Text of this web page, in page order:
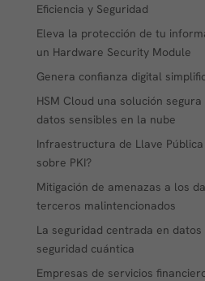
Eficiencia y Seguridad
Eleva la protección de tu
un Hardware Security Module
Genera confianza digital
HSM Cloud una solución
datos sensibles en la nube
Infraestructura de Llave
sobre PKI?
Mitigación de amenazas a los
terceros malintencionados
La seguridad centrada en
seguridad cuántica
Empresas de servicios